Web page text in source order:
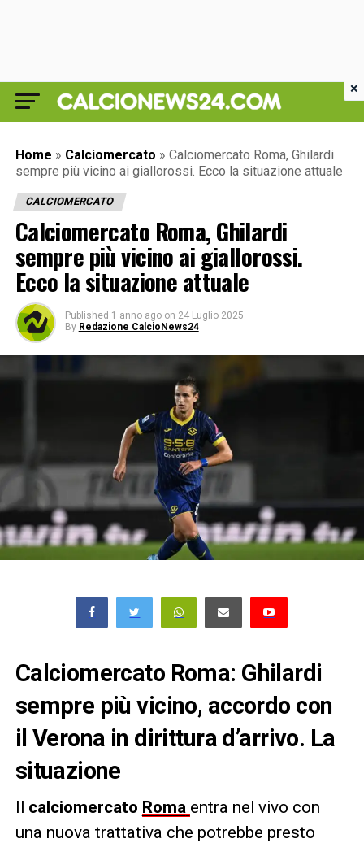
Home » Calciomercato » Calciomercato Roma, Ghilardi
sempre più vicino ai giallorossi. Ecco la situazione attuale
CALCIOMERCATO
Calciomercato Roma, Ghilardi
sempre più vicino ai giallorossi.
Ecco la situazione attuale
Published 1 anno ago on 24 Luglio 2025
By Redazione CalcioNews24
Calciomercato Roma: Ghilardi
sempre più vicino, accordo con
il Verona in dirittura d’arrivo. La
situazione
Il calciomercato Roma entra nel vivo con
una nuova trattativa che potrebbe presto
×